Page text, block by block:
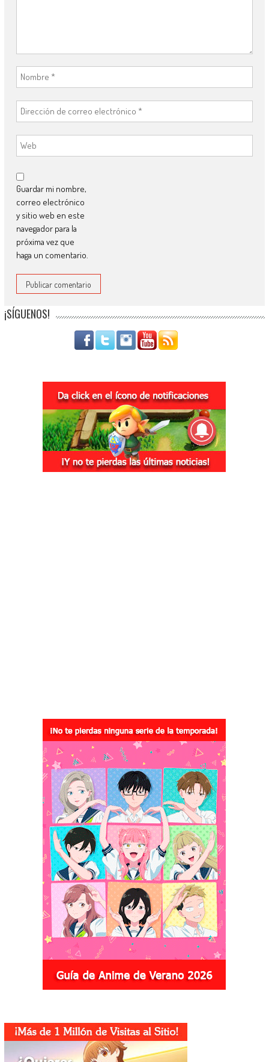
Guardar mi nombre,
correo electrónico
y sitio web en este
navegador para la
próxima vez que
haga un comentario.
¡SÍGUENOS!